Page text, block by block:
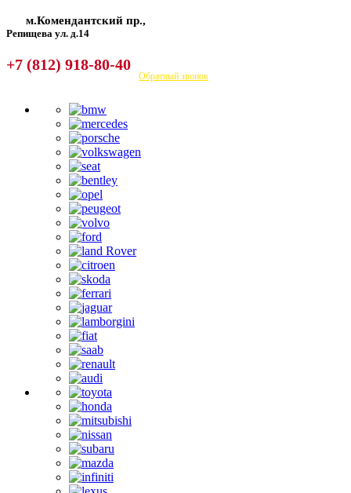
м.Комендантский пр.,
Репищева ул. д.14
+7 (812) 918-80-40
Посмотреть на карте Обратный звонок